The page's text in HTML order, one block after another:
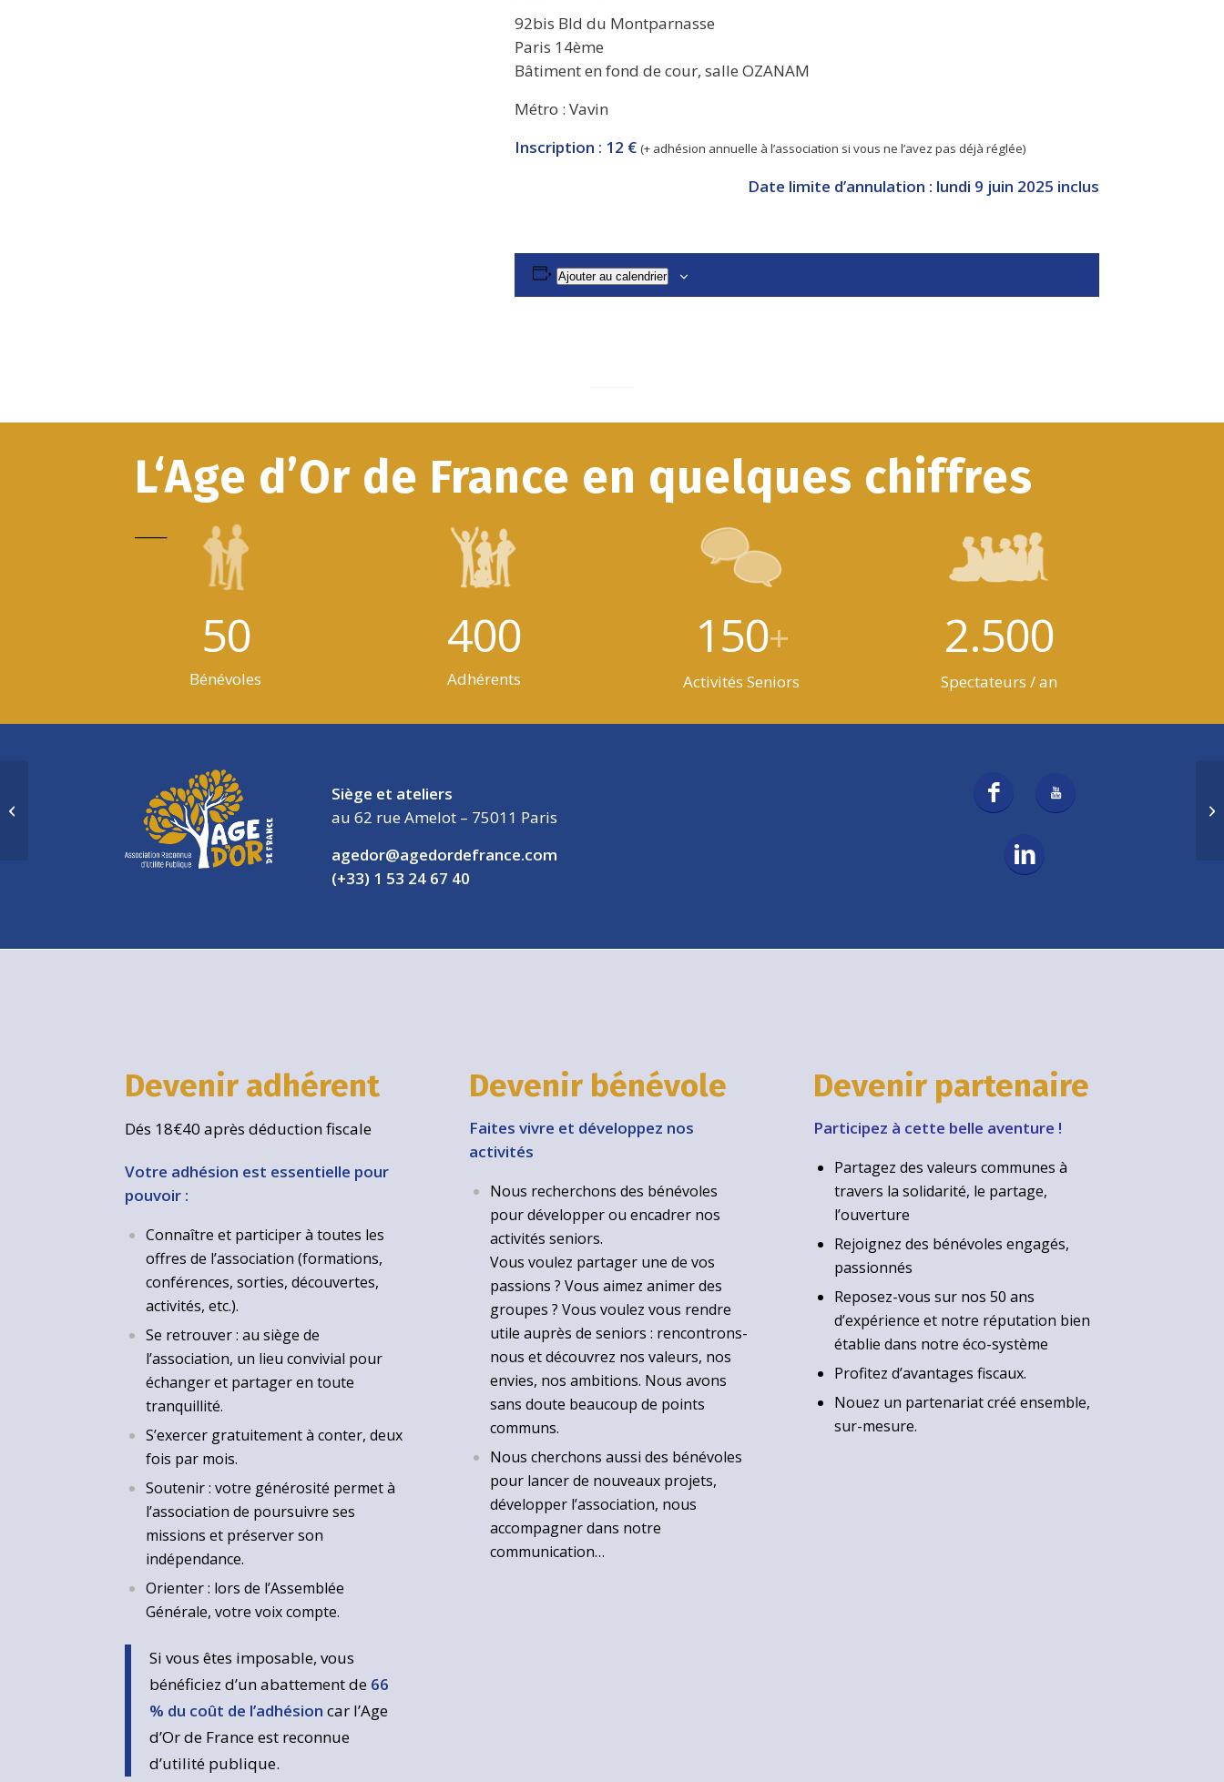
92bis Bld du Montparnasse
Paris 14ème
Bâtiment en fond de cour, salle OZANAM
Métro : Vavin
Inscription : 12 €(+ adhésion annuelle à l’association si vous ne l’avez pas déjà réglée)
Date limite d’annulation : lundi 9 juin 2025 inclus
Ajouter au calendrier
L‘Age d’Or de France en quelques chiffres
50
Bénévoles
400
Adhérents
150+
Activités Seniors
2.500
Spectateurs / an
Siège et ateliers
au 62 rue Amelot – 75011 Paris
agedor@agedordefrance.com
(+33) 1 53 24 67 40
Devenir adhérent
Dés 18€40 après déduction fiscale
Votre adhésion est essentielle pour
pouvoir :
Connaître et participer à toutes les
offres de l’association (formations,
conférences, sorties, découvertes,
activités, etc.).
Se retrouver : au siège de
l’association, un lieu convivial pour
échanger et partager en toute
tranquillité.
S’exercer gratuitement à conter, deux
fois par mois.
Soutenir : votre générosité permet à
l’association de poursuivre ses
missions et préserver son
indépendance.
Orienter : lors de l’Assemblée
Générale, votre voix compte.
Si vous êtes imposable, vous
bénéficiez d’un abattement de 66
% du coût de l’adhésioncar l’Age
d’Or de France est reconnue
d’utilité publique.
Devenir bénévole
Faites vivre et développez nos
activités
Nous recherchons des bénévoles
pour développer ou encadrer nos
activités seniors.
Vous voulez partager une de vos
passions ? Vous aimez animer des
groupes ? Vous voulez vous rendre
utile auprès de seniors : rencontrons-
nous et découvrez nos valeurs, nos
envies, nos ambitions. Nous avons
sans doute beaucoup de points
communs.
Nous cherchons aussi des bénévoles
pour lancer de nouveaux projets,
développer l’association, nous
accompagner dans notre
communication…
Devenir partenaire
Participez à cette belle aventure !
Partagez des valeurs communes à
travers la solidarité, le partage,
l’ouverture
Rejoignez des bénévoles engagés,
passionnés
Reposez-vous sur nos 50 ans
d’expérience et notre réputation bien
établie dans notre éco-système
Profitez d’avantages fiscaux.
Nouez un partenariat créé ensemble,
sur-mesure.
Les lunettes : Histoire d’en mettre
plein la vue – ANNULÉE